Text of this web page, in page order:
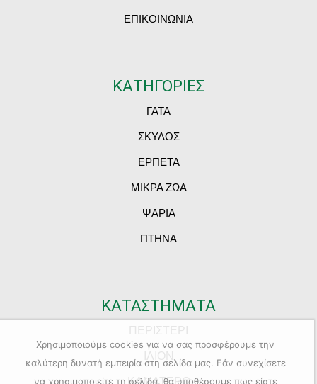
ΕΠΙΚΟΙΝΩΝΙΑ
ΚΑΤΗΓΟΡΙΕΣ
ΓΑΤΑ
ΣΚΥΛΟΣ
ΕΡΠΕΤΑ
ΜΙΚΡΑ ΖΩΑ
ΨΑΡΙΑ
ΠΤΗΝΑ
ΚΑΤΑΣΤΗΜΑΤΑ
ΚΑΜΑΤΕΡΟ
Χρησιμοποιούμε cookies για να σας προσφέρουμε την
καλύτερη δυνατή εμπειρία στη σελίδα μας. Εάν συνεχίσετε
να χρησιμοποιείτε τη σελίδα, θα υποθέσουμε πως είστε